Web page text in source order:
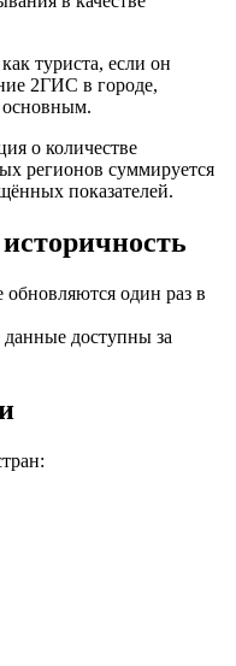
туриста, если он
2ГИС в городе,
основным.
о количестве
регионов суммируется
показателей.
обновляются один раз в
данные доступны за